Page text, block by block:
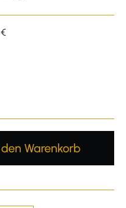
Gib den
Warenkorb